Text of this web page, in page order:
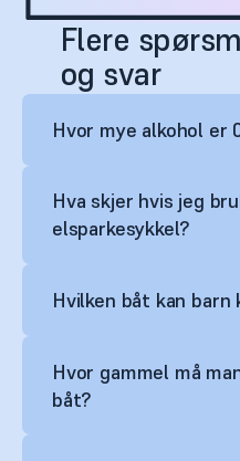
Flere
og svar
Hvor mye alkohol er
Hva skjer hvis jeg
elsparkesykkel?
Hvilken båt kan barn
Hvor gammel må
båt?